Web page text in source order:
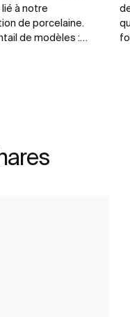
à notre
de porcelaine.
de modèles :